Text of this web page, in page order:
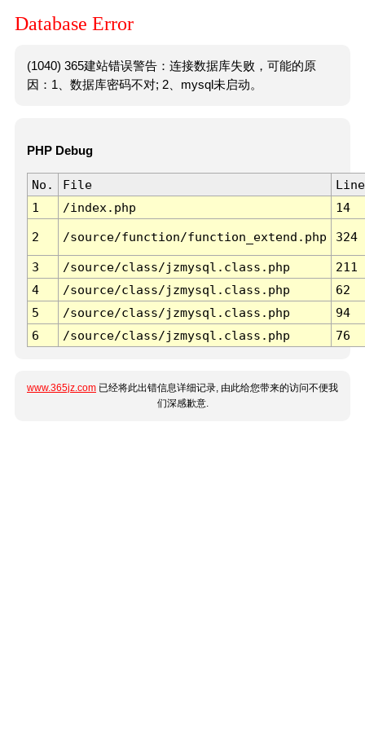
Database Error
(1040) 365建站错误警告：连接数据库失败，可能的原
因：1、数据库密码不对; 2、mysql未启动。
PHP Debug
No. File
Line
1
/index.php 14
2 /source/function/function_extend.php 324
3 /source/class/jzmysql.class.php
211
4
/source/class/jzmysql.class.php
62
5
/source/class/jzmysql.class.php
94
6
/source/class/jzmysql.class.php 76
www.365jz.com 已经将此出错信息详细记录, 由此给您带来的访问不便我
们深感歉意.